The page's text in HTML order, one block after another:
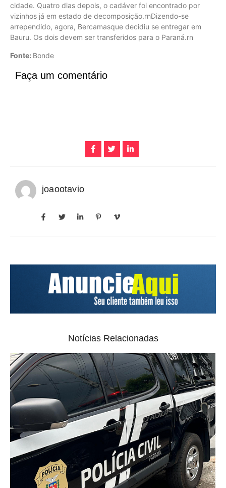
cidade. Quatro dias depois, o cadáver foi encontrado por
vizinhos já em estado de decomposição.rnDizendo-se
arrependido, agora, Bercamasque decidiu se entregar em
Bauru. Os dois devem ser transferidos para o Paraná.rn
Fonte: Bonde
Faça um comentário
joaootavio
Notícias Relacionadas